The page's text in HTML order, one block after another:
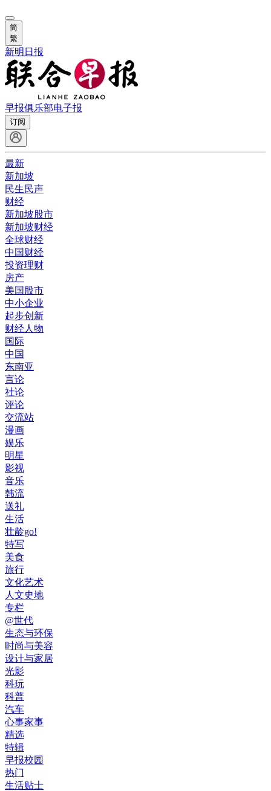
简
繁
新明日报
早报俱乐部电子报
订阅
最新
新加坡
民生民声
财经
新加坡股市
新加坡财经
全球财经
中国财经
投资理财
房产
美国股市
中小企业
起步创新
财经人物
国际
中国
东南亚
言论
社论
评论
交流站
漫画
娱乐
明星
影视
音乐
韩流
送礼
生活
壮龄go!
特写
美食
旅行
文化艺术
人文史地
专栏
@世代
生态与环保
时尚与美容
设计与家居
光影
科玩
科普
汽车
心事家事
精选
特辑
早报校园
热门
生活贴士